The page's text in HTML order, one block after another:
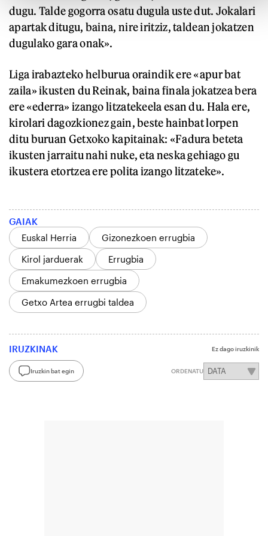
dugu. Talde gogorra osatu dugula uste dut. Jokalari
apartak ditugu, baina, nire iritziz, taldean jokatzen
dugulako gara onak».
Liga irabazteko helburua oraindik ere «apur bat
zaila» ikusten du Reinak, baina finala jokatzea bera
ere «ederra» izango litzatekeela esan du. Hala ere,
kirolari dagozkionez gain, beste hainbat lorpen
ditu buruan Getxoko kapitainak: «Fadura beteta
ikusten jarraitu nahi nuke, eta neska gehiago gu
ikustera etortzea ere polita izango litzateke».
GAIAK
Euskal Herria
Gizonezkoen errugbia
Kirol jarduerak
Errugbia
Emakumezkoen errugbia
Getxo Artea errugbi taldea
IRUZKINAK Ez dago iruzkinik
Iruzkin bat egin ORDENATU